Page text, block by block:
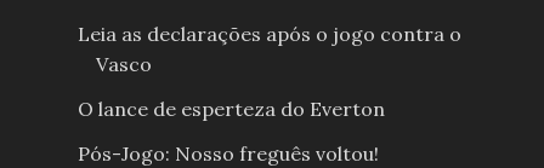
Leia as declarações após o jogo contra o
Vasco
O lance de esperteza do Everton
Pós-Jogo: Nosso freguês voltou!